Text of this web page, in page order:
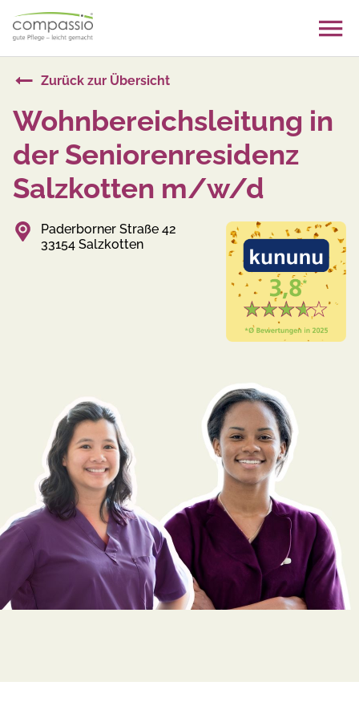
content
Zurück zur Übersicht
Wohnbereichsleitung in
der Seniorenresidenz
Salzkotten m/w/d
Paderborner Straße 42
33154 Salzkotten